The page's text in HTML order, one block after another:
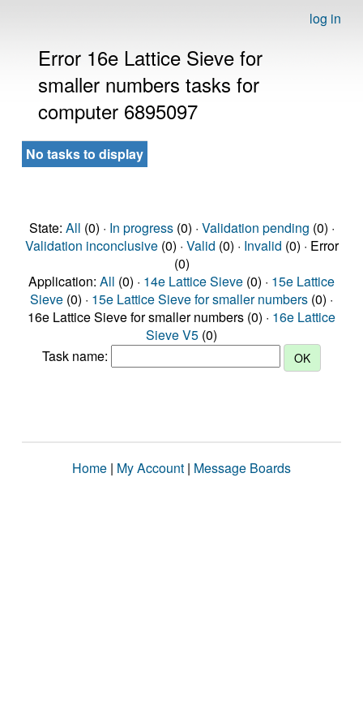
log in
Error 16e Lattice Sieve for
smaller numbers tasks for
computer 6895097
No tasks to display
State: All (0) · In progress(0) · Validation pending (0) ·
Validation inconclusive(0) · Valid (0) · Invalid (0) · Error
(0)
Application: All (0) · 14e Lattice Sieve (0) · 15e Lattice
Sieve (0) · 15e Lattice Sieve for smaller numbers (0) ·
16e Lattice Sieve for smaller numbers (0) · 16e Lattice
Sieve V5 (0)
Task name:
Home | My Account | Message Boards